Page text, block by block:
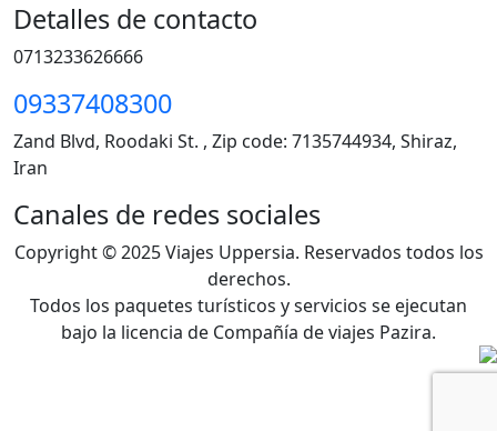
Detalles de contacto
0713233626666
09337408300
Zand Blvd, Roodaki St. , Zip code: 7135744934, Shiraz,
Iran
Canales de redes sociales
Copyright © 2025 Viajes Uppersia. Reservados todos los
derechos.
Todos los paquetes turísticos y servicios se ejecutan
bajo la licencia de Compañía de viajes Pazira.